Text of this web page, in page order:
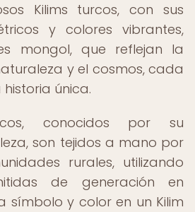
Kilims turcos, con sus
y colores vibrantes,
mongol, que reflejan la
y el cosmos, cada
única.
conocidos por su
son tejidos a mano por
rurales, utilizando
de generación en
símbolo y color en un Kilim